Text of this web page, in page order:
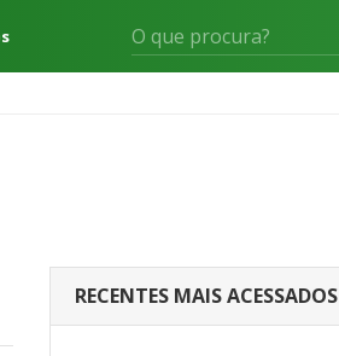
RECENTES MAIS ACESSADOS